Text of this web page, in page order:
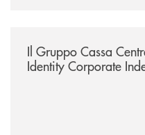
Il Gruppo Cassa
Identity Corporate